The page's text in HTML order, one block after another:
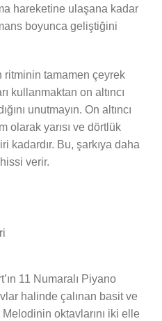
hareketine ulaşana kadar
boyunca geliştiğini
ritminin tamamen çeyrek
kullanmaktan on altıncı
unutmayın. On altıncı
olarak yarısı ve dörtlük
kadardır. Bu, şarkıya daha
verir.
11 Numaralı Piyano
halinde çalınan basit ve
oktavlarını iki elle